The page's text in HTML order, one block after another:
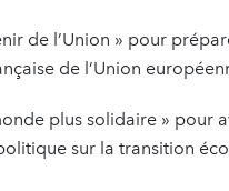
de l’Union » pour
de l’Union
plus solidaire » pour
sur la transition